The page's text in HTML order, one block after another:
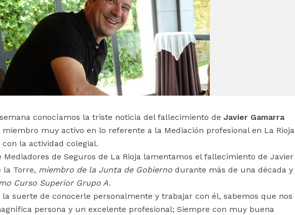
conocíamos la triste noticia del fallecimiento deJavier Gamarra
miembro muy activo en lo referente a la Mediación profesional en La Rioja
la actividad colegial.
Mediadores de Seguros de La Rioja lamentamos el fallecimiento de Javier
la Torre, miembro de la Junta de Gobierno durante más de una década y
Curso Superior Grupo A.
la suerte de conocerle personalmente y trabajar con él, sabemos que nos
persona y un excelente profesional; Siempre con muy buena